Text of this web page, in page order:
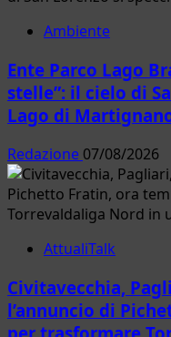
Ambiente
Ente Parco Lago
stelle”: il cielo di
Lago di
Redazione 07/08/2026
AttualiTalk
Civitavecchia,
l’annuncio di
per trasformare